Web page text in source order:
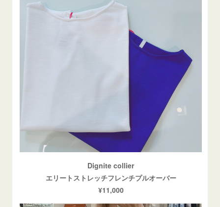
Dignite collier
エリートストレッチフレンチプルオーバー
¥11,000